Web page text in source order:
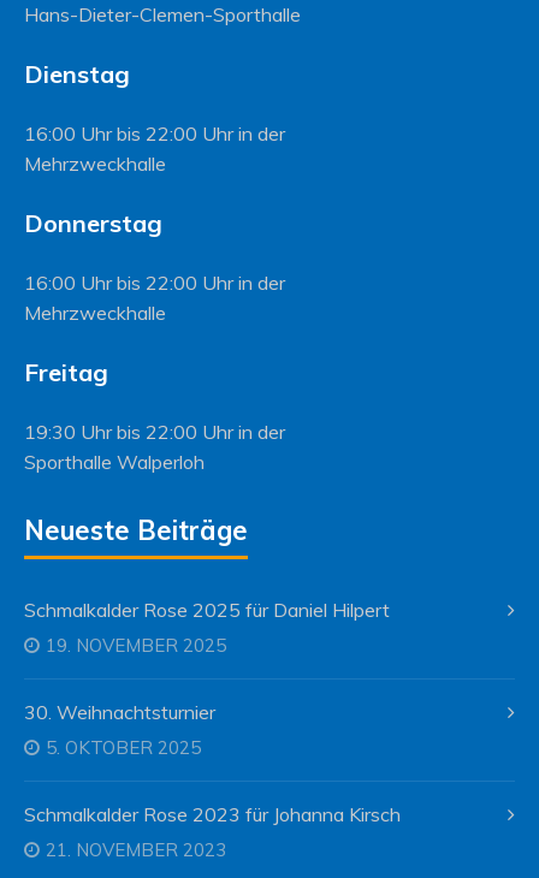
Hans-Dieter-Clemen-Sporthalle
Dienstag
16:00 Uhr bis 22:00 Uhr in der
Mehrzweckhalle
Donnerstag
16:00 Uhr bis 22:00 Uhr in der
Mehrzweckhalle
Freitag
19:30 Uhr bis 22:00 Uhr in der
Sporthalle Walperloh
Neueste Beiträge
Schmalkalder Rose 2025 für Daniel Hilpert
19. NOVEMBER 2025
30. Weihnachtsturnier
5. OKTOBER 2025
Schmalkalder Rose 2023 für Johanna Kirsch
21. NOVEMBER 2023